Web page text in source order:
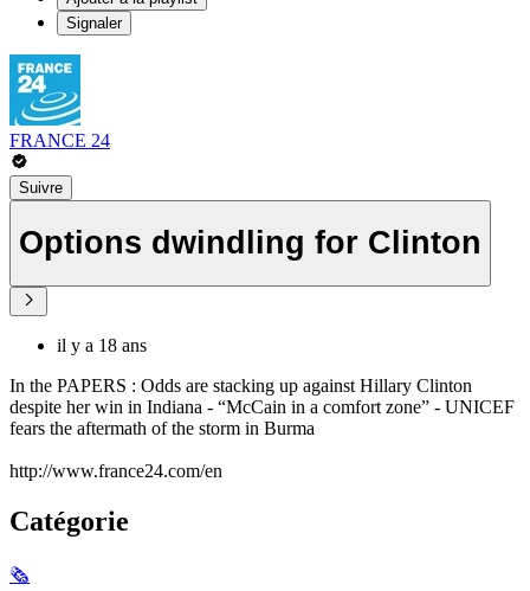
Signaler
FRANCE 24
Suivre
Options dwindling for Clinton
il y a 18 ans
In the PAPERS : Odds are stacking up against Hillary Clinton
despite her win in Indiana - “McCain in a comfort zone” - UNICEF
fears the aftermath of the storm in Burma
http://www.france24.com/en
Catégorie
🗞